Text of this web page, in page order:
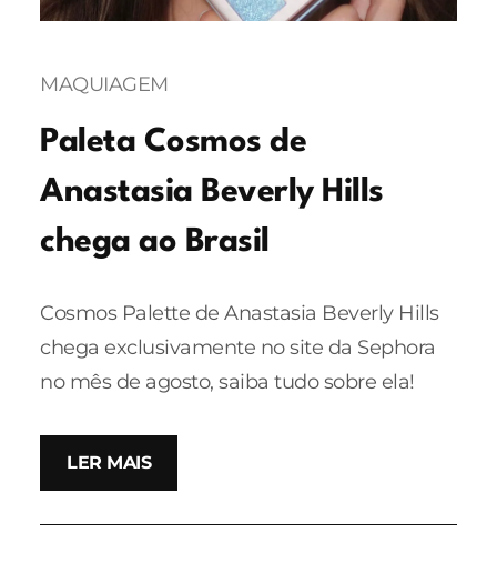
MAQUIAGEM
Paleta Cosmos de
Anastasia Beverly Hills
chega ao Brasil
Cosmos Palette de Anastasia Beverly Hills
chega exclusivamente no site da Sephora
no mês de agosto, saiba tudo sobre ela!
LER MAIS